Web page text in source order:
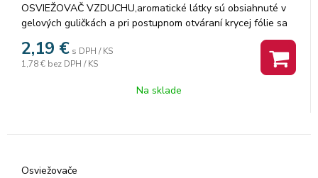
OSVIEŽOVAČ VZDUCHU,aromatické látky sú obsiahnuté v
gelových guličkách a pri postupnom otváraní krycej fólie sa
2,19 € s DPH / KS
1,78 € bez DPH / KS
Na sklade
Osviežovače